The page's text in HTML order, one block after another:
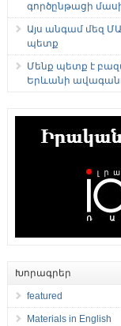
գործընթացի
Այս անգամ մեզ
պետք
Մենք պետք է
Երևանի
Խորագրեր
featured
Materials in English